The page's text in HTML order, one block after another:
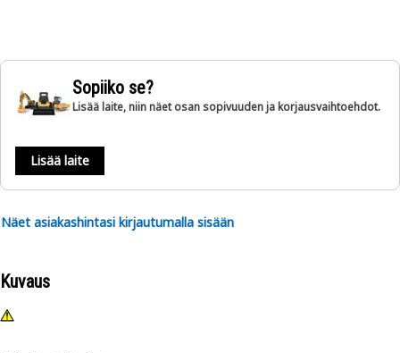
Sopiiko se?
Lisää laite, niin näet osan sopivuuden ja korjausvaihtoehdot.
Lisää laite
Näet asiakashintasi kirjautumalla sisään
Kuvaus